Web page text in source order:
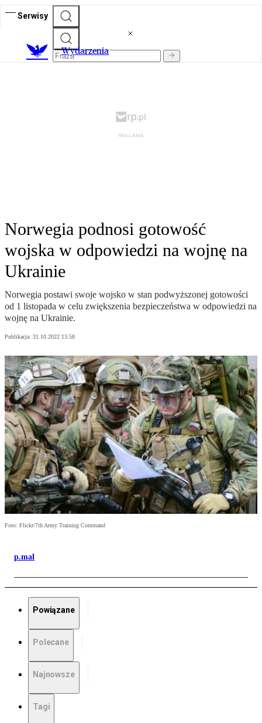
Serwisy
Wydarzenia
Norwegia podnosi gotowość
wojska w odpowiedzi na wojnę na
Ukrainie
Norwegia postawi swoje wojsko w stan podwyższonej gotowości
od 1 listopada w celu zwiększenia bezpieczeństwa w odpowiedzi na
wojnę na Ukrainie.
Publikacja: 31.10.2022 13:58
Foto: Flickr/7th Army Training Command
p.mal
Powiązane
Polecane
Najnowsze
Tagi